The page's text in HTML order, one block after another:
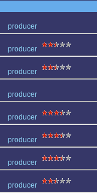
producer
producer
producer
producer
producer
producer
producer
producer